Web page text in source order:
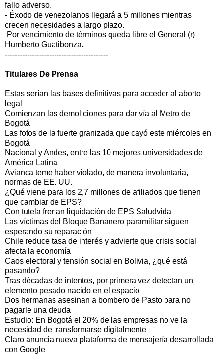
fallo adverso.
- Éxodo de venezolanos llegará a 5 millones mientras
crecen necesidades a largo plazo.
Por vencimiento de términos queda libre el General (r)
Humberto Guatibonza.
------------------------------------------
Titulares De Prensa
Estas serían las bases definitivas para acceder al aborto
legal
Comienzan las demoliciones para dar vía al Metro de
Bogotá
Las fotos de la fuerte granizada que cayó este miércoles en
Bogotá
Nacional y Andes, entre las 10 mejores universidades de
América Latina
Avianca teme haber violado, de manera involuntaria,
normas de EE. UU.
¿Qué viene para los 2,7 millones de afiliados que tienen
que cambiar de EPS?
Con tutela frenan liquidación de EPS Saludvida
Las víctimas del Bloque Bananero paramilitar siguen
esperando su reparación
Chile reduce tasa de interés y advierte que crisis social
afecta la economía
Caos electoral y tensión social en Bolivia, ¿qué está
pasando?
Tras décadas de intentos, por primera vez detectan un
elemento pesado nacido en el espacio
Dos hermanas asesinan a bombero de Pasto para no
pagarle una deuda
Estudio: En Bogotá el 20% de las empresas no ve la
necesidad de transformarse digitalmente
Claro anuncia nueva plataforma de mensajería desarrollada
con Google